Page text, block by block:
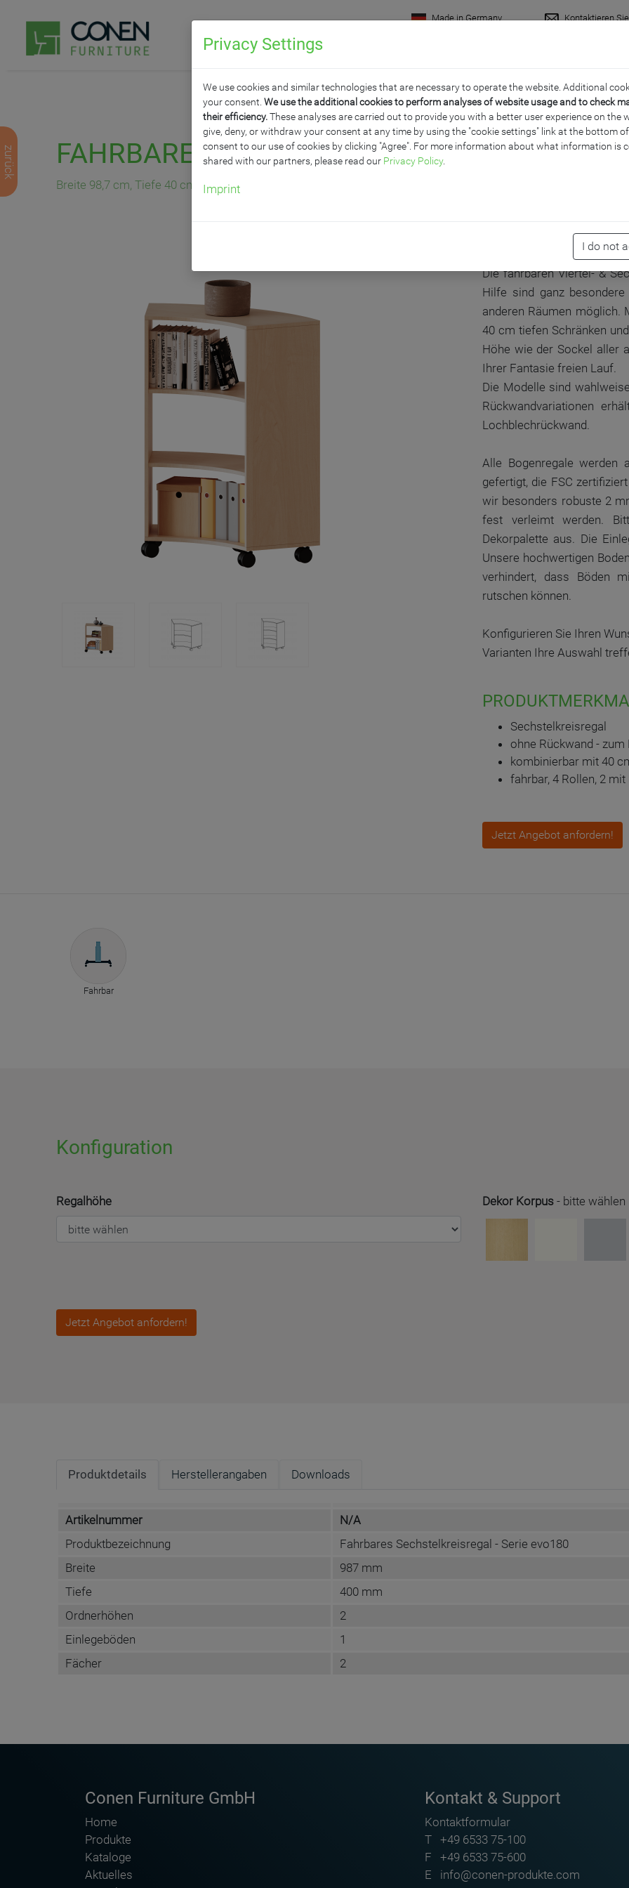
Made in Germany Kontaktieren
Produkte
zurück FAHRBARES SECHSTELKREISREGAL - SERIE
Breite 98,7 cm, Tiefe 40 cm, ohne Rückwand
Die fahrbaren Viertel- &
Hilfe sind ganz
anderen Räumen
40 cm tiefen Schränken
Höhe wie der Sockel aller
Ihrer Fantasie freien Lauf.
Die Modelle sind
Rückwandvariationen
Lochblechrückwand.
Alle Bogenregale werden
gefertigt, die FSC
wir besonders robuste 2
fest verleimt werden.
Dekorpalette aus. Die
Unsere hochwertigen
verhindert, dass Böden
rutschen können.
Konfigurieren Sie Ihren
Varianten Ihre Auswahl
Sechstelkreisregal
ohne Rückwand - zum
kombinierbar mit 40
fahrbar, 4 Rollen, 2 mit
Jetzt Angebot anfordern!
Fahrbar
Konfiguration
Regalhöhe Dekor Korpus - bitte wählen
Jetzt Angebot anfordern!
Produktdetails Herstellerangaben Downloads
Artikelnummer
N/A
Produktbezeichnung
Fahrbares Sechstelkreisregal - Serie evo180
Breite
987 mm
Tiefe
400 mm
Ordnerhöhen
2
Einlegeböden
1
Fächer
2
Name
Conen Group GmbH
E-Mail Adresse
info@conen-produkte.com
Internet
https://www.conen-group.com
Telefon
+49 6533 75-100
Conen Furniture GmbH
Home
Produkte
Kataloge
Aktuelles
Kontakt & Support
Kontaktformular
T+49 6533 75-100
F+49 6533 75-600
E info@conen-produkte.com
Privacy Settings
We use cookies and similar technologies that are necessary to operate the website. Additional
your consent. We use the additional cookies to perform analyses of website usage and to check
their efficiency.These analyses are carried out to provide you with a better user experience on the
give, deny, or withdraw your consent at any time by using the "cookie settings" link at the bottom
consent to our use of cookies by clicking "Agree". For more information about what information is
shared with our partners, please read our Privacy Policy.
Imprint
I do not